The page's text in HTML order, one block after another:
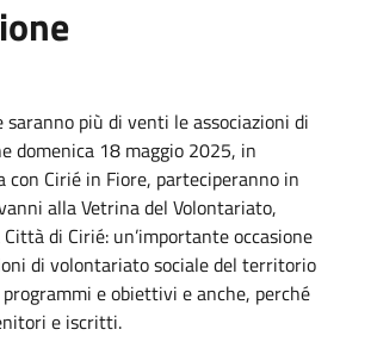
saranno più di venti le associazioni di
domenica 18 maggio 2025, in
con Cirié in Fiore, parteciperanno in
alla Vetrinadel Volontariato,
di Cirié: un’importante occasione
di volontariato sociale del territorio
e obiettivi e anche, perché
e iscritti.